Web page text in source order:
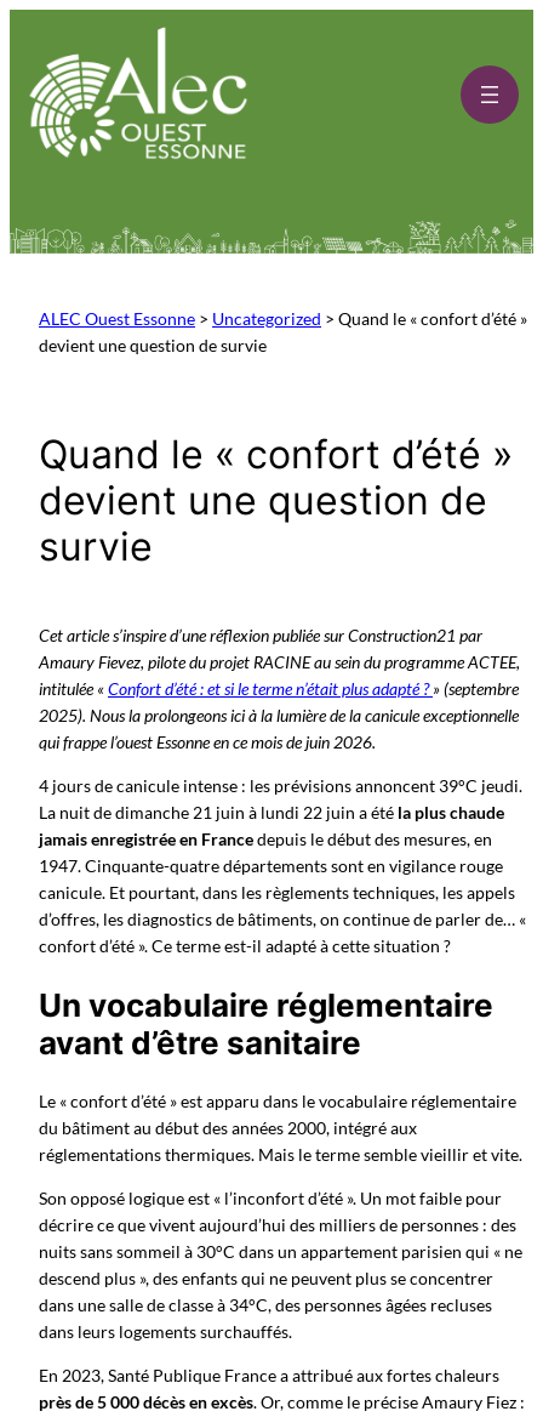
contenu
ALEC Ouest Essonne > Uncategorized > Quand le « confort d’été »
devient une question de survie
Quand le « confort d’été »
devient une question de
survie
Cet article s’inspire d’une réflexion publiée sur Construction21 par
Amaury Fievez, pilote du projet RACINE au sein du programme ACTEE,
intitulée «Confort d’été : et si le terme n’était plus adapté ?» (septembre
2025). Nous la prolongeons ici à la lumière de la canicule exceptionnelle
qui frappe l’ouest Essonne en ce mois de juin 2026.
4 jours de canicule intense : les prévisions annoncent 39°C jeudi.
La nuit de dimanche 21 juin à lundi 22 juin a été la plus chaude
jamais enregistrée en Francedepuis le début des mesures, en
1947. Cinquante-quatre départements sont en vigilance rouge
canicule. Et pourtant, dans les règlements techniques, les appels
d’offres, les diagnostics de bâtiments, on continue de parler de… «
confort d’été ». Ce terme est-il adapté à cette situation ?
Un vocabulaire réglementaire
avant d’être sanitaire
Le « confort d’été » est apparu dans le vocabulaire réglementaire
du bâtiment au début des années 2000, intégré aux
réglementations thermiques. Mais le terme semble vieillir et vite.
Son opposé logique est « l’inconfort d’été ». Un mot faible pour
décrire ce que vivent aujourd’hui des milliers de personnes : des
nuits sans sommeil à 30°C dans un appartement parisien qui « ne
descend plus », des enfants qui ne peuvent plus se concentrer
dans une salle de classe à 34°C, des personnes âgées recluses
dans leurs logements surchauffés.
En 2023, Santé Publique France a attribué aux fortes chaleurs
près de 5 000 décès en excès. Or, comme le précise Amaury Fiez :